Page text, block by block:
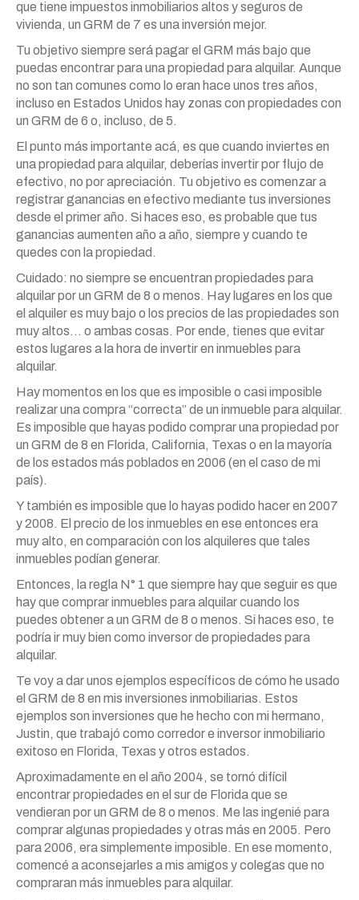
que tiene impuestos inmobiliarios altos y seguros de
vivienda, un GRM de 7 es una inversión mejor.
Tu objetivo siempre será pagar el GRM más bajo que
puedas encontrar para una propiedad para alquilar. Aunque
no son tan comunes como lo eran hace unos tres años,
incluso en Estados Unidos hay zonas con propiedades con
un GRM de 6 o, incluso, de 5.
El punto más importante acá, es que cuando inviertes en
una propiedad para alquilar, deberías invertir por flujo de
efectivo, no por apreciación. Tu objetivo es comenzar a
registrar ganancias en efectivo mediante tus inversiones
desde el primer año. Si haces eso, es probable que tus
ganancias aumenten año a año, siempre y cuando te
quedes con la propiedad.
Cuidado: no siempre se encuentran propiedades para
alquilar por un GRM de 8 o menos. Hay lugares en los que
el alquiler es muy bajo o los precios de las propiedades son
muy altos… o ambas cosas. Por ende, tienes que evitar
estos lugares a la hora de invertir en inmuebles para
alquilar.
Hay momentos en los que es imposible o casi imposible
realizar una compra “correcta” de un inmueble para alquilar.
Es imposible que hayas podido comprar una propiedad por
un GRM de 8 en Florida, California, Texas o en la mayoría
de los estados más poblados en 2006 (en el caso de mi
país).
Y también es imposible que lo hayas podido hacer en 2007
y 2008. El precio de los inmuebles en ese entonces era
muy alto, en comparación con los alquileres que tales
inmuebles podían generar.
Entonces, la regla N° 1 que siempre hay que seguir es que
hay que comprar inmuebles para alquilar cuando los
puedes obtener a un GRM de 8 o menos. Si haces eso, te
podría ir muy bien como inversor de propiedades para
alquilar.
Te voy a dar unos ejemplos específicos de cómo he usado
el GRM de 8 en mis inversiones inmobiliarias. Estos
ejemplos son inversiones que he hecho con mi hermano,
Justin, que trabajó como corredor e inversor inmobiliario
exitoso en Florida, Texas y otros estados.
Aproximadamente en el año 2004, se tornó difícil
encontrar propiedades en el sur de Florida que se
vendieran por un GRM de 8 o menos. Me las ingenié para
comprar algunas propiedades y otras más en 2005. Pero
para 2006, era simplemente imposible. En ese momento,
comencé a aconsejarles a mis amigos y colegas que no
compraran más inmuebles para alquilar.